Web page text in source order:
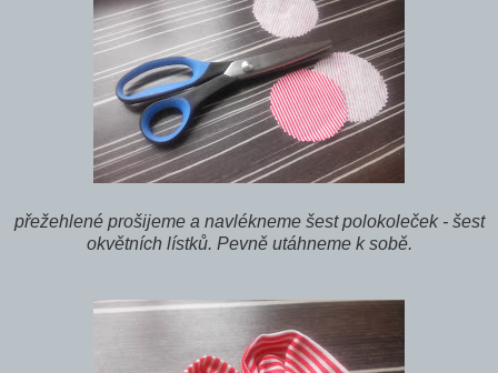
přežehlené prošijeme a navlékneme šest polokoleček - šest
okvětních lístků. Pevně utáhneme k sobě.